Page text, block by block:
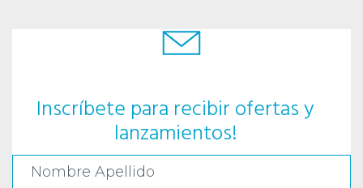
Inscríbete para recibir ofertas y
lanzamientos!